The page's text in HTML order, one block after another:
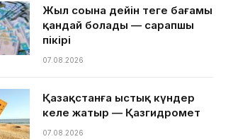
Жыл соңына дейін теңге бағамы
қандай болады — сарапшы
пікірі
07.08.2026
Қазақстанға ыстық күндер
келе жатыр — Қазгидромет
07.08.2026